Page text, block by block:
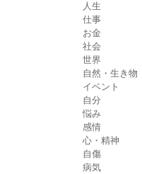
人生
仕事
お金
社会
世界
自然・生き物
イベント
自分
悩み
感情
心・精神
自傷
病気